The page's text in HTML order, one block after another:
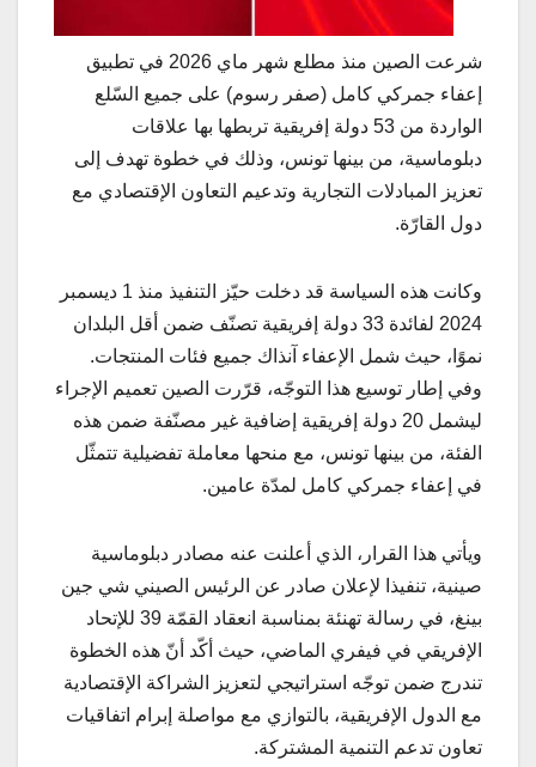
شرعت الصين منذ مطلع شهر ماي 2026 في تطبيق
إعفاء جمركي كامل (صفر رسوم) على جميع السّلع
الواردة من 53 دولة إفريقية تربطها بها علاقات
دبلوماسية، من بينها تونس، وذلك في خطوة تهدف إلى
تعزيز المبادلات التجارية وتدعيم التعاون الإقتصادي مع
دول القارّة.
وكانت هذه السياسة قد دخلت حيّز التنفيذ منذ 1 ديسمبر
2024 لفائدة 33 دولة إفريقية تصنّف ضمن أقل البلدان
نموًا، حيث شمل الإعفاء آنذاك جميع فئات المنتجات.
وفي إطار توسيع هذا التوجّه، قرّرت الصين تعميم الإجراء
ليشمل 20 دولة إفريقية إضافية غير مصنّفة ضمن هذه
الفئة، من بينها تونس، مع منحها معاملة تفضيلية تتمثّل
في إعفاء جمركي كامل لمدّة عامين.
ويأتي هذا القرار، الذي أعلنت عنه مصادر دبلوماسية
صينية، تنفيذا لإعلان صادر عن الرئيس الصيني شي جين
بينغ، في رسالة تهنئة بمناسبة انعقاد القمّة 39 للإتحاد
الإفريقي في فيفري الماضي، حيث أكّد أنّ هذه الخطوة
تندرج ضمن توجّه استراتيجي لتعزيز الشراكة الإقتصادية
مع الدول الإفريقية، بالتوازي مع مواصلة إبرام اتفاقيات
تعاون تدعم التنمية المشتركة.